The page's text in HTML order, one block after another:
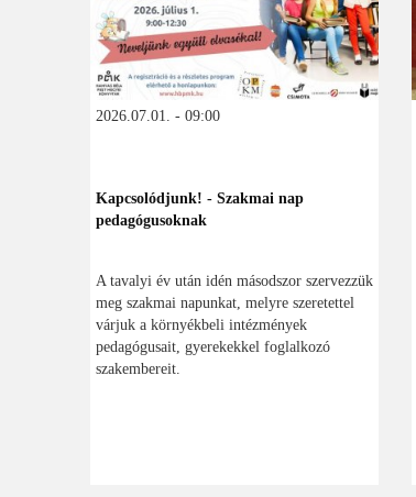
2026.07.01. - 09:00
Kapcsolódjunk! - Szakmai nap
pedagógusoknak
A tavalyi év után idén másodszor szervezzük
meg szakmai napunkat, melyre szeretettel
várjuk a környékbeli intézmények
pedagógusait, gyerekekkel foglalkozó
szakembereit.